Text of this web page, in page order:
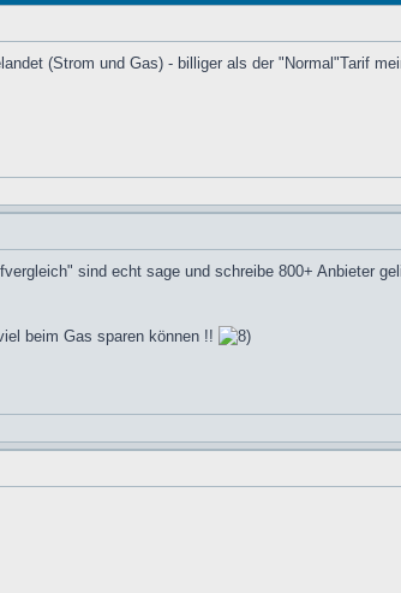
(Strom und Gas) - billiger als der "Normal"Tarif
sind echt sage und schreibe 800+ Anbieter
beim Gas sparen können !!